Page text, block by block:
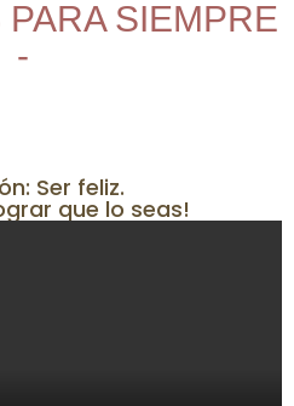
SIEMPRE
-
Ser feliz.
que lo seas!